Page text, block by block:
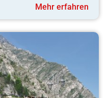
Mehr erfahren